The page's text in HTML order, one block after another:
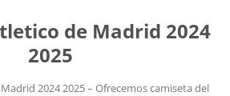
de Madrid 2024
2025
2024 2025 – Ofrecemos camiseta del